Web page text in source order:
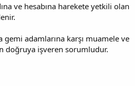
ve hesabına harekete yetkili olan
adamlarına karşı muamele ve
doğruya işveren sorumludur.